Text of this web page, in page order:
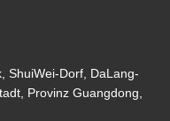
ShuiWei-Dorf, DaLang-
Provinz Guangdong,